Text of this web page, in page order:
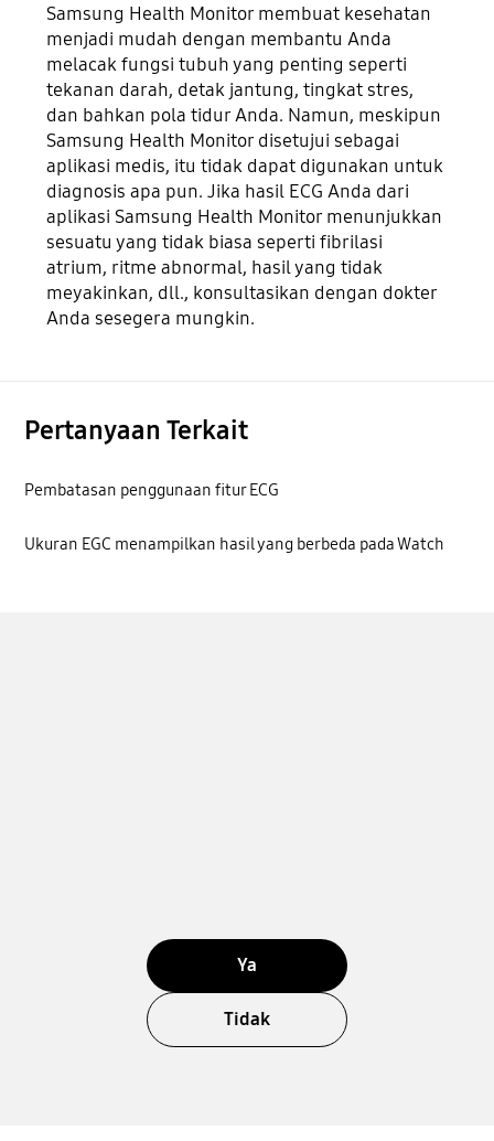
Samsung Health Monitor membuat kesehatan
menjadi mudah dengan membantu Anda
melacak fungsi tubuh yang penting seperti
tekanan darah, detak jantung, tingkat stres,
dan bahkan pola tidur Anda. Namun, meskipun
Samsung Health Monitor disetujui sebagai
aplikasi medis, itu tidak dapat digunakan untuk
diagnosis apa pun. Jika hasil ECG Anda dari
aplikasi Samsung Health Monitor menunjukkan
sesuatu yang tidak biasa seperti fibrilasi
atrium, ritme abnormal, hasil yang tidak
meyakinkan, dll., konsultasikan dengan dokter
Anda sesegera mungkin.
Pertanyaan Terkait
Pembatasan penggunaan fitur ECG
Ukuran EGC menampilkan hasil yang berbeda pada Watch
Ya
Tidak